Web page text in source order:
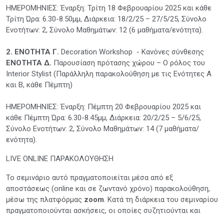
ΗΜΕΡΟΜΗΝΙΕΣ: Έναρξη: Τρίτη 18 Φεβρουαρίου 2025 και κάθε
Τρίτη Ώρα: 6.30-8.50μμ, Διάρκεια: 18/2/25 – 27/5/25, Σύνολο
Ενοτήτων: 2, Σύνολο Μαθημάτων: 12 (6 μαθήματα/ενότητα).
2. ΕΝΟΤΗΤΑ Γ. Decoration Workshop - Κανόνες σύνθεσης
ΕΝΟΤΗΤΑ Δ. Παρουσίαση πρότασης χώρου – Ο ρόλος του
Interior Stylist (Παράλληλη παρακολούθηση με τις Ενότητες Α
και Β, κάθε Πέμπτη)
ΗΜΕΡΟΜΗΝΙΕΣ: Έναρξη: Πέμπτη 20 Φεβρουαρίου 2025 και
κάθε Πέμπτη Ώρα: 6.30-8.45μμ, Διάρκεια: 20/2/25 – 5/6/25,
Σύνολο Ενοτήτων: 2, Σύνολο Μαθημάτων: 14 (7 μαθήματα/
ενότητα).
LIVE ONLINE ΠΑΡΑΚΟΛΟΥΘΗΣΗ
Το σεμινάριο αυτό πραγματοποιείται μέσα από εξ
αποστάσεως (online και σε ζωντανό χρόνο) παρακολούθηση,
μέσω της πλατφόρμας zoom. Κατά τη διάρκεια του σεμιναρίου
πραγματοποιούνται ασκήσεις, οι οποίες συζητιούνται και